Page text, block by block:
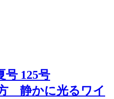
号 125号
静かに光るワイ